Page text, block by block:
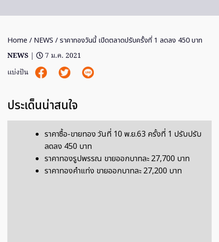
Home / NEWS / ราคาทองวันนี้ เปิดตลาดปรับครั้งที่ 1 ลดลง 450 บาท
NEWS |
7 ม.ค. 2021
แบ่งปัน
ประเด็นน่าสนใจ
ราคาซื้อ-ขายทอง วันที่ 10 พ.ย.63 ครั้งที่ 1 ปรับปรับ
ลดลง 450 บาท
ราคาทองรูปพรรณ ขายออกบาทละ 27,700 บาท
ราคาทองคำแท่ง ขายออกบาทละ 27,200 บาท